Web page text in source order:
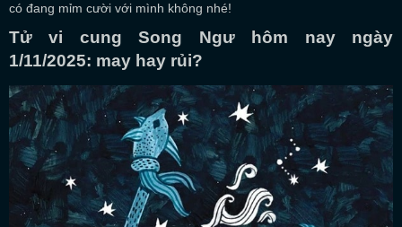
có đang mỉm cười với mình không nhé!
Tử vi cung Song Ngư hôm nay ngày
1/11/2025: may hay rủi?